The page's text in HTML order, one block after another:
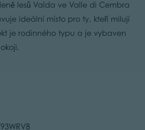
lesů Valda ve Valle di Cembra
ideální místo pro ty, kteří milují
je rodinného typu a je vybaven